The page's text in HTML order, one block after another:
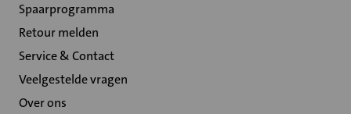
Spaarprogramma
Retour melden
Service & Contact
Veelgestelde vragen
Over ons